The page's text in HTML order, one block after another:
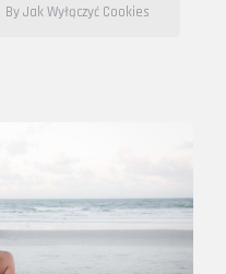
By Jak Wyłączyć Cookies